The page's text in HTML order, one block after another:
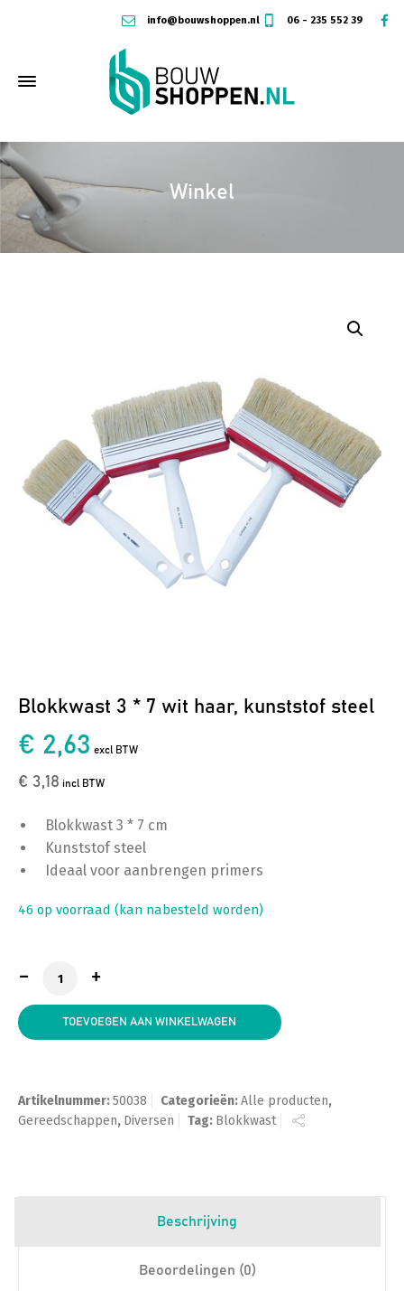
info@bouwshoppen.nl 06 - 235 552 39
Winkel
Blokkwast 3 * 7 wit haar, kunststof steel
€ 2,63 excl BTW
€ 3,18 incl BTW
Blokkwast 3 * 7 cm
Kunststof steel
Ideaal voor aanbrengen primers
46 op voorraad (kan nabesteld worden)
Blokkwast 3 * 7 wit haar, kunststof steel aantal
TOEVOEGEN AAN WINKELWAGEN
Artikelnummer:50038 Categorieën:Alle producten,
Gereedschappen, Diversen Tag: Blokkwast
Beschrijving
Beoordelingen (0)